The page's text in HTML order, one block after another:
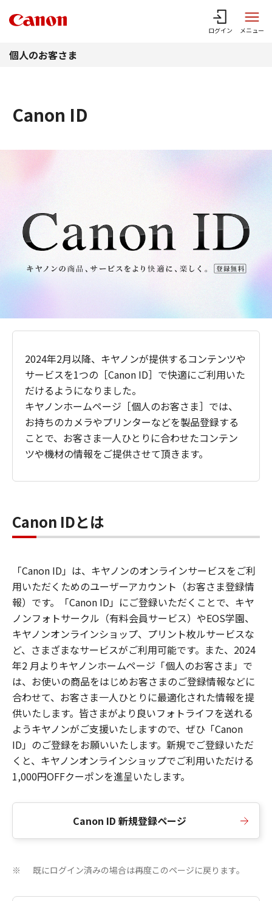
ログイン メニュー
個人のお客さま
Canon ID
2024年2月以降、キヤノンが提供するコンテンツや
サービスを1つの［Canon ID］で快適にご利用いた
だけるようになりました。
キヤノンホームページ［個人のお客さま］では、
お持ちのカメラやプリンターなどを製品登録する
ことで、お客さま一人ひとりに合わせたコンテン
ツや機材の情報をご提供させて頂きます。
Canon IDとは
「Canon ID」は、キヤノンのオンラインサービスをご利
用いただくためのユーザーアカウント（お客さま登録情
報）です。「Canon ID」にご登録いただくことで、キヤ
ノンフォトサークル（有料会員サービス）やEOS学園、
キヤノンオンラインショップ、プリント枚ルサービスな
ど、さまざまなサービスがご利用可能です。また、2024
年2 月よりキヤノンホームページ「個人のお客さま」で
は、お使いの商品をはじめお客さまのご登録情報などに
合わせて、お客さま一人ひとりに最適化された情報を提
供いたします。皆さまがより良いフォトライフを送れる
ようキヤノンがご支援いたしますので、ぜひ「Canon
ID」のご登録をお願いいたします。新規でご登録いただ
くと、キヤノンオンラインショップでご利用いただける
1,000円OFFクーポンを進呈いたします。
Canon ID 新規登録ページ
※ 既にログイン済みの場合は再度このページに戻ります。